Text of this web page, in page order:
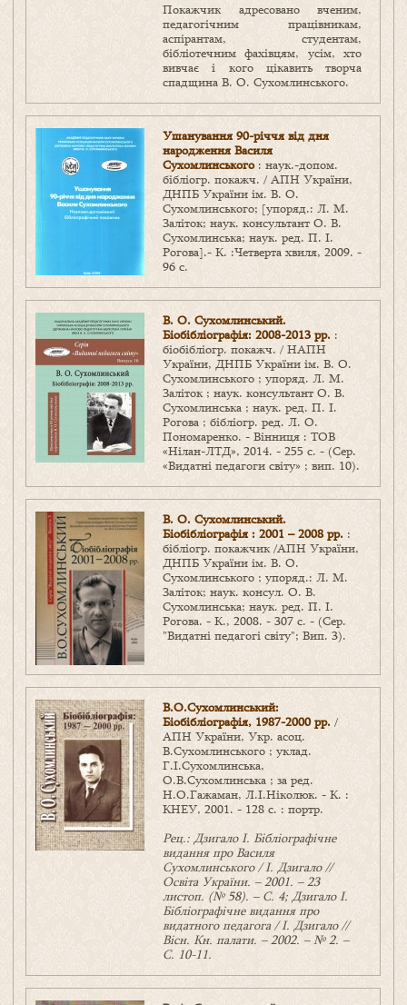
Покажчик адресовано вченим,
педагогічним працівникам,
аспірантам, студентам,
бібліотечним фахівцям, усім, хто
вивчає і кого цікавить творча
спадщина В. О. Сухомлинського.
Ушанування 90-річчя від дня
народження Василя
Сухомлинського: наук.-допом.
бібліогр. покажч. / АПН України,
ДНПБ України ім. В. О.
Сухомлинського; [упоряд.: Л. М.
Заліток; наук. консультант О. В.
Сухомлинська; наук. ред. П. І.
Рогова].- К. :Четверта хвиля, 2009. -
96 с.
В. О. Сухомлинський.
Біобібліографія: 2008-2013 рр. :
біобібліогр. покажч. / НАПН
України, ДНПБ України ім. В. О.
Сухомлинського ; упоряд. Л. М.
Заліток ; наук. консультант О. В.
Сухомлинська ; наук. ред. П. І.
Рогова ; бібліогр. ред. Л. О.
Пономаренко. - Вінниця : ТОВ
«Нілан-ЛТД», 2014. - 255 с. - (Сер.
«Видатні педагоги світу» ; вип. 10).
В. О. Сухомлинський.
Біобібліографія : 2001 – 2008 рр. :
бібліогр. покажчик /АПН України,
ДНПБ України ім. В. О.
Сухомлинського ; упоряд.: Л. М.
Заліток; наук. консул. О. В.
Сухомлинська; наук. ред. П. І.
Рогова. - К., 2008. - 307 с. - (Сер.
"Видатні педагогі світу"; Вип. 3).
В.О.Сухомлинський:
Біобібліографія, 1987-2000 рр. /
АПН України, Укр. асоц.
В.Сухомлинського ; уклад.
Г.І.Сухомлинська,
О.В.Сухомлинська ; за ред.
Н.О.Гажаман, Л.І.Ніколюк. - К. :
КНЕУ, 2001. - 128 с. : портр.
Рец.: Дзигало І. Бібліографічне
видання про Василя
Сухомлинського / І. Дзигало //
Освіта України. – 2001. – 23
листоп. (№ 58). – С. 4; Дзигало І.
Бібліографічне видання про
видатного педагога / І. Дзигало //
Вісн. Кн. палати. – 2002. – № 2. –
С. 10-11.